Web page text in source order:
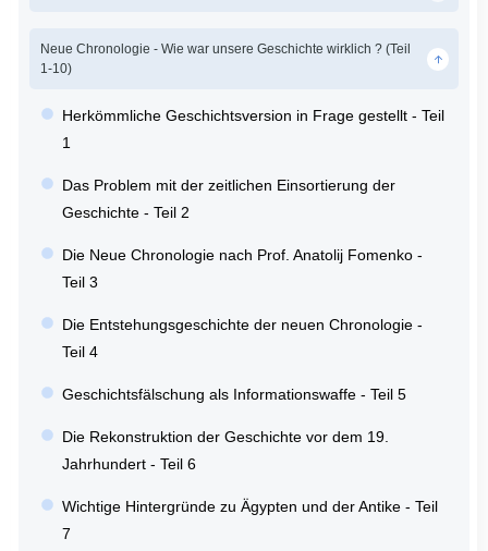
Neue Chronologie - Wie war unsere Geschichte wirklich ? (Teil
1-10)
Herkömmliche Geschichtsversion in Frage gestellt - Teil
1
Das Problem mit der zeitlichen Einsortierung der
Geschichte - Teil 2
Die Neue Chronologie nach Prof. Anatolij Fomenko -
Teil 3
Die Entstehungsgeschichte der neuen Chronologie -
Teil 4
Geschichtsfälschung als Informationswaffe - Teil 5
Die Rekonstruktion der Geschichte vor dem 19.
Jahrhundert - Teil 6
Wichtige Hintergründe zu Ägypten und der Antike - Teil
7